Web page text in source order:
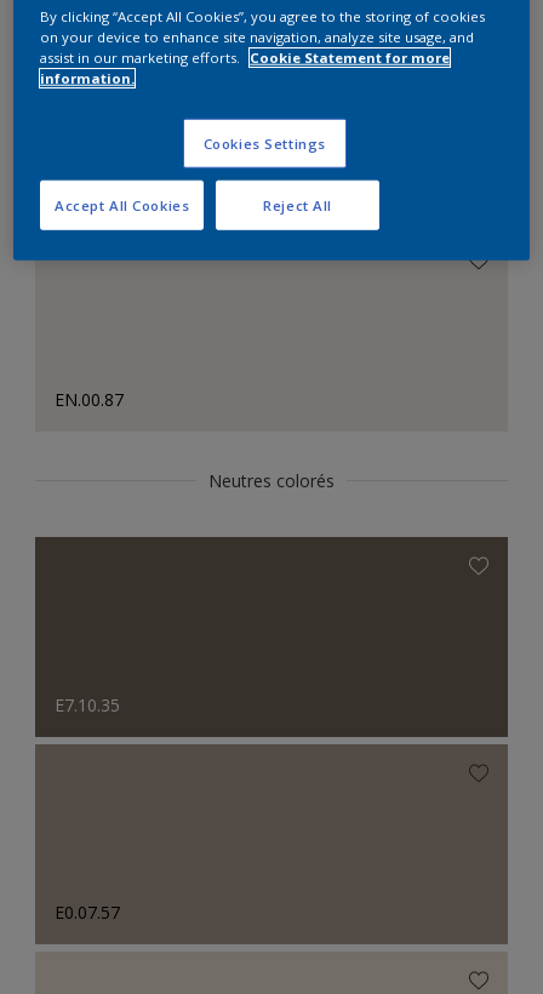
Suggestions
d'Harmonies
Le Blanc Parfait
EN.00.87
Neutres colorés
E7.10.35
E0.07.57
By clicking “Accept All Cookies”, you agree to the storing of cookies
on your device to enhance site navigation, analyze site usage, and
assist in our marketing efforts.
Cookie Statement for more
information.
Cookies Settings
Reject All
Accept All Cookies